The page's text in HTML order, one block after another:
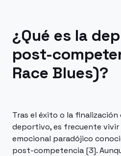
¿Qué es la
post-
Race Blues)?
Tras el éxito o la
deportivo, es frecuente vivir
emocional paradójico
post-competencia [3].